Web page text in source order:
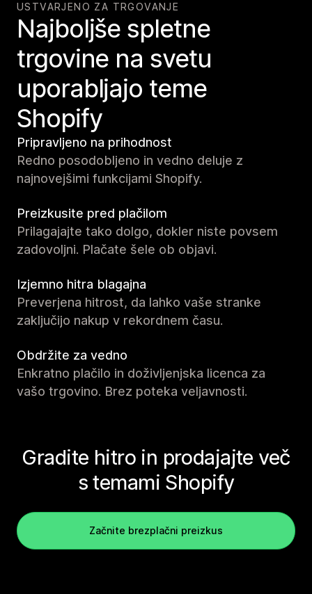
USTVARJENO ZA TRGOVANJE
Najboljše spletne
trgovine na svetu
uporabljajo teme
Shopify
Pripravljeno na prihodnost
Redno posodobljeno in vedno deluje z
najnovejšimi funkcijami Shopify.
Preizkusite pred plačilom
Prilagajajte tako dolgo, dokler niste povsem
zadovoljni. Plačate šele ob objavi.
Izjemno hitra blagajna
Preverjena hitrost, da lahko vaše stranke
zaključijo nakup v rekordnem času.
Obdržite za vedno
Enkratno plačilo in doživljenjska licenca za
vašo trgovino. Brez poteka veljavnosti.
Gradite hitro in prodajajte več
s temami Shopify
Začnite brezplačni preizkus